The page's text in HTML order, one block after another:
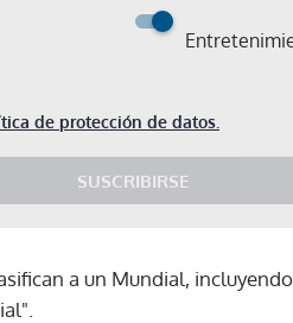
de protección de datos.
SUSCRIBIRSE
a un Mundial,